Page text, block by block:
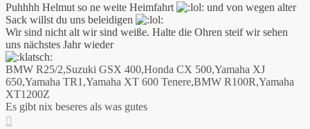
Puhhhh Helmut so ne weite Heimfahrt
und von wegen alter
Sack willst du uns beleidigen
Wir sind nicht alt wir sind weiße. Halte die Ohren steif wir sehen
uns nächstes Jahr wieder
BMW R25/2,Suzuki GSX 400,Honda CX 500,Yamaha XJ
650,Yamaha TR1,Yamaha XT 600 Tenere,BMW R100R,Yamaha
XT1200Z
Es gibt nix beseres als was gutes